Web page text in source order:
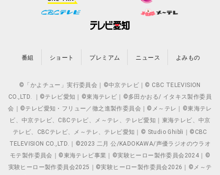
番組 ショート プレミアム ニュース よみもの
©「かよチュー」実行委員会｜©中京テレビ｜© CBC TELEVISION
CO.,LTD. ｜©テレビ愛知｜©東海テレビ｜©多田かおる/ イタキス製作委員
会｜©テレビ愛知・フリュー／徹之進製作委員会｜©メ～テレ｜©東海テレ
ビ、中京テレビ、CBCテレビ、メ～テレ、テレビ愛知｜東海テレビ、中京
テレビ、CBCテレビ、メ～テレ、テレビ愛知｜© Studio Ghibli｜©CBC
TELEVISION CO.,LTD.｜©2023 二月 公/KADOKAWA/声優ラジオのウラオ
モテ製作委員会｜©東海テレビ事業｜©実験ヒーロー製作委員会2024｜©
実験ヒーロー製作委員会2025｜©実験ヒーロー製作委員会2026｜©メ～テ